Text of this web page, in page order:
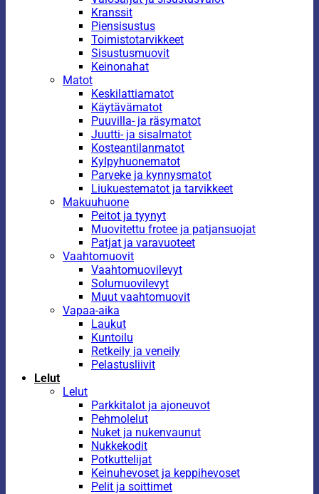
Kranssit
Piensisustus
Toimistotarvikkeet
Sisustusmuovit
Keinonahat
Matot
Keskilattiamatot
Käytävämatot
Puuvilla- ja räsymatot
Juutti- ja sisalmatot
Kosteantilanmatot
Kylpyhuonematot
Parveke ja kynnysmatot
Liukuestematot ja tarvikkeet
Makuuhuone
Peitot ja tyynyt
Muovitettu frotee ja patjansuojat
Patjat ja varavuoteet
Vaahtomuovit
Vaahtomuovilevyt
Solumuovilevyt
Muut vaahtomuovit
Vapaa-aika
Laukut
Kuntoilu
Retkeily ja veneily
Pelastusliivit
Lelut
Lelut
Parkkitalot ja ajoneuvot
Pehmolelut
Nuket ja nukenvaunut
Nukkekodit
Potkuttelijat
Keinuhevoset ja keppihevoset
Pelit ja soittimet